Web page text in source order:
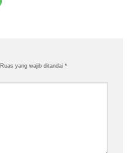
Ruas yang wajib ditandai *